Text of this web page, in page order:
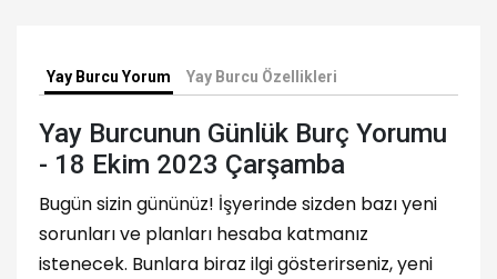
Yay Burcu Yorum Yay Burcu Özellikleri
Yay Burcunun Günlük Burç Yorumu
- 18 Ekim 2023 Çarşamba
Bugün sizin gününüz! İşyerinde sizden bazı yeni
sorunları ve planları hesaba katmanız
istenecek. Bunlara biraz ilgi gösterirseniz, yeni